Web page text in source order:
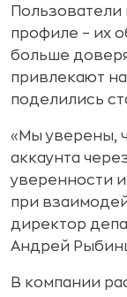
Пользователи
профиле – их
больше
привлекают
поделились
«Мы уверены,
аккаунта
уверенности
при
директор
Андрей
В компании